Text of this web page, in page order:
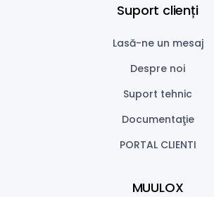
Suport clienți
Lasă-ne un mesaj
Despre noi
Suport tehnic
Documentaţie
PORTAL CLIENTI
MUULOX